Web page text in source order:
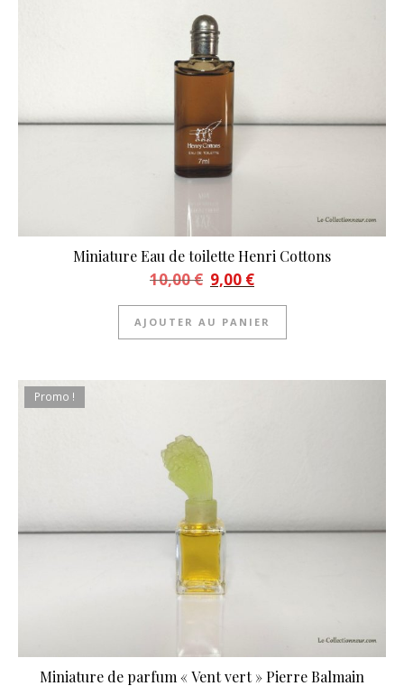
Miniature Eau de toilette Henri Cottons
10,00€ Le prix initial était : 10,00 €.
9,00 €Le prix actuel est : 9,00 €.
AJOUTER AU PANIER
Promo !
Miniature de parfum « Vent vert » Pierre Balmain